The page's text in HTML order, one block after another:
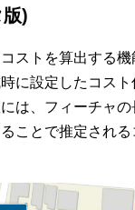
)
ストを算出する
に設定したコス
は、フィーチャ
ことで推定され